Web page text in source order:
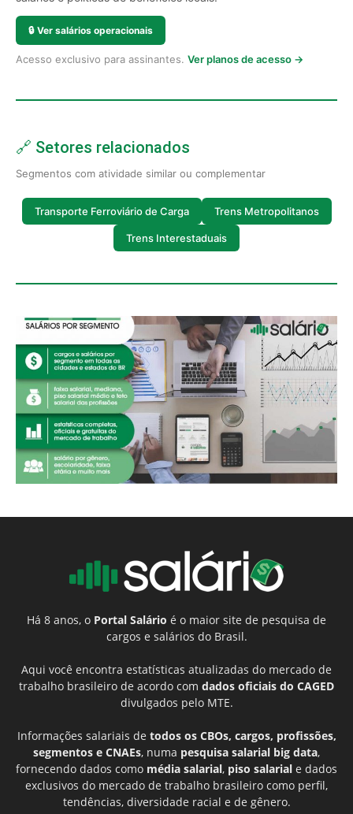
🔒 Ver salários operacionais
Acesso exclusivo para assinantes. Ver planos de acesso →
🔗 Setores relacionados
Segmentos com atividade similar ou complementar
Transporte Ferroviário de Carga Trens Metropolitanos
Trens Interestaduais
Há 8 anos, o Portal Salário é o maior site de pesquisa de
cargos e salários do Brasil.
Aqui você encontra estatísticas atualizadas do mercado de
trabalho brasileiro de acordo com dados oficiais do CAGED
divulgados pelo MTE.
Informações salariais de todos os CBOs, cargos, profissões,
segmentos e CNAEs, numa pesquisa salarial big data,
fornecendo dados como média salarial, piso salarial e dados
exclusivos do mercado de trabalho brasileiro como perfil,
tendências, diversidade racial e de gênero.